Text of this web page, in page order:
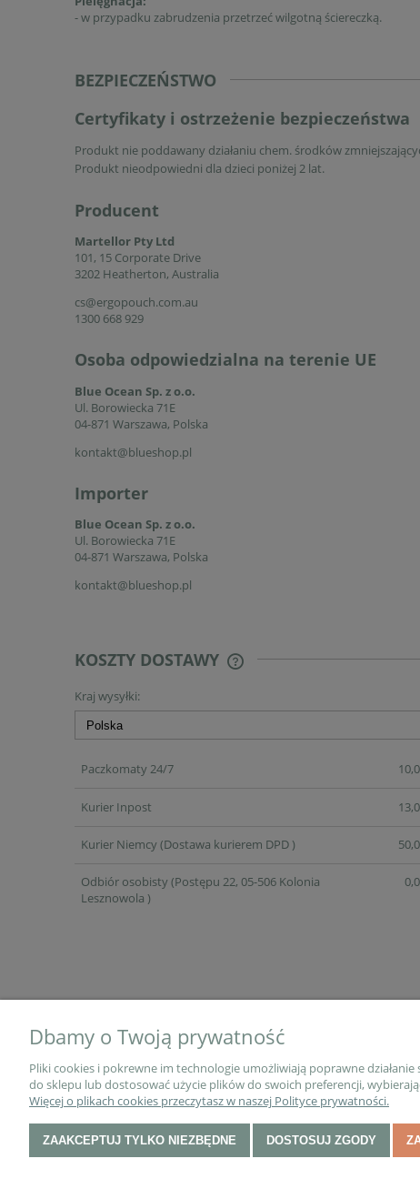
- w przypadku zabrudzenia przetrzeć wilgotną ściereczką.
BEZPIECZEŃSTWO
Certyfikaty i ostrzeżenie bezpieczeństwa
Produkt nie poddawany działaniu chem. środków
Produkt nieodpowiedni dla dzieci poniżej 2 lat.
Producent
Martellor Pty Ltd
101, 15 Corporate Drive
3202 Heatherton, Australia
cs@ergopouch.com.au
1300 668 929
Osoba odpowiedzialna na terenie UE
Blue Ocean Sp. z o.o.
Ul. Borowiecka 71E
04-871 Warszawa, Polska
kontakt@blueshop.pl
Importer
Blue Ocean Sp. z o.o.
Ul. Borowiecka 71E
04-871 Warszawa, Polska
kontakt@blueshop.pl
KOSZTY DOSTAWY
CENA NIE ZAWIERA
Kraj wysyłki:
Paczkomaty 24/7
Kurier Inpost
Kurier Niemcy(Dostawa kurierem DPD )
Odbiór osobisty(Postępu 22, 05-506 Kolonia
Lesznowola )
O NAS
Kontakt
O nas
Dbamy o Twoją prywatność
Pliki cookies i pokrewne im technologie umożliwiają poprawne
do sklepu lub dostosować użycie plików do swoich preferencji,
Więcej o plikach cookies przeczytasz w naszej Polityce prywatności.
ZAAKCEPTUJ TYLKO NIEZBĘDNE DOSTOSUJ ZGODY